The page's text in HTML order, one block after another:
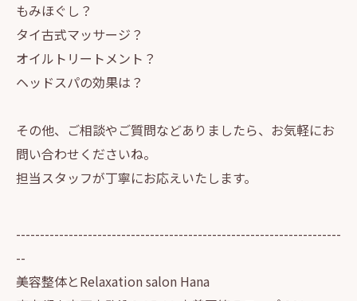
もみほぐし？
タイ古式マッサージ？
オイルトリートメント？
ヘッドスパの効果は？
その他、ご相談やご質問などありましたら、お気軽にお
問い合わせくださいね。
担当スタッフが丁寧にお応えいたします。
--------------------------------------------------------------------
--
美容整体とRelaxation salon Hana